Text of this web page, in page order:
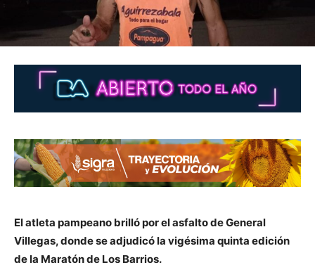
El atleta pampeano brilló por el asfalto de General
Villegas, donde se adjudicó la vigésima quinta edición
de la Maratón de Los Barrios.